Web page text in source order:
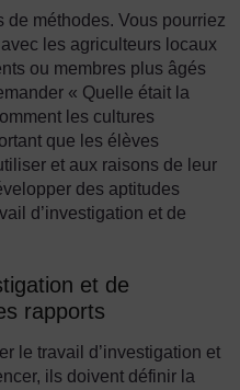
de méthodes. Vous pourriez
les agriculteurs locaux
ou membres plus âgés
« Quelle était la
les cultures
que les élèves
et aux raisons de leur
des aptitudes
d’investigation et de
et de
rapports
le travail d’investigation et
ils doivent définir la